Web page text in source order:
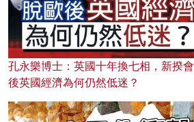
孔永樂博士：英國十年換七相，新揆
後英國經濟為何仍然低迷？